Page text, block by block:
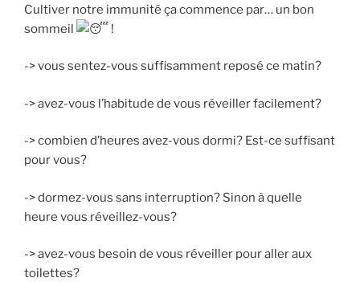
Cultiver notre immunité ça commence par… un bon
sommeil
!
-> vous sentez-vous suffisamment reposé ce matin?
-> avez-vous l’habitude de vous réveiller facilement?
-> combien d’heures avez-vous dormi? Est-ce suffisant
pour vous?
->dormez-vous sans interruption? Sinon à quelle
heure vous réveillez-vous?
-> avez-vous besoin de vous réveiller pour aller aux
toilettes?